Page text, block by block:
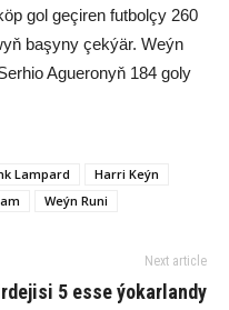
gol geçiren futbolçy 260
başyny çekýär. Weýn
Agueronyň 184 goly
Lampard
Harri Keýn
Weýn Runi
Next article
5 es­se ýo­kar­lan­dy